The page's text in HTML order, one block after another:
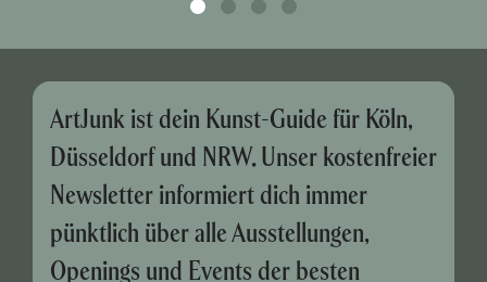
ArtJunk ist dein Kunst-Guide für Köln,
Düsseldorf und NRW. Unser kostenfreier
Newsletter informiert dich immer
pünktlich über alle Ausstellungen,
Openings und Events der besten